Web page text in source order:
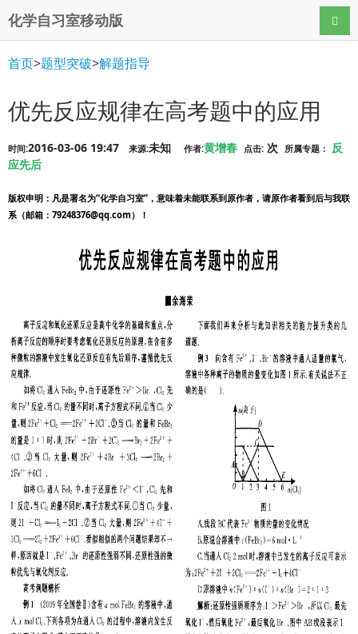
化学自习室移动版 导航
首页>题型突破>解题指导
优先反应规律在高考题中的应用
时间:2016-03-06 19:47 来源:未知 作者:黄增春 点击: 次 所属专题： 反
应先后
版权申明 ：凡是署名为“化学自习室”，意味着未能联系到原作者，请原作者看到后与我联
系（邮箱：79248376@qq.com）！